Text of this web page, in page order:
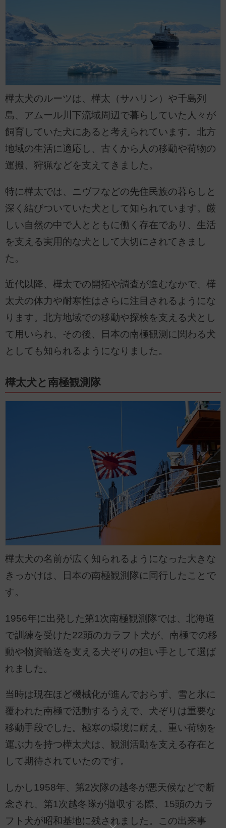
樺太犬のルーツは、樺太（サハリン）や千島列
島、アムール川下流域周辺で暮らしていた人々が
飼育していた犬にあると考えられています。北方
地域の生活に適応し、古くから人の移動や荷物の
運搬、狩猟などを支えてきました。
特に樺太では、ニヴフなどの先住民族の暮らしと
深く結びついていた犬として知られています。厳
しい自然の中で人とともに働く存在であり、生活
を支える実用的な犬として大切にされてきまし
た。
近代以降、樺太での開拓や調査が進むなかで、樺
太犬の体力や耐寒性はさらに注目されるようにな
ります。北方地域での移動や探検を支える犬とし
て用いられ、その後、日本の南極観測に関わる犬
としても知られるようになりました。
樺太犬と南極観測隊
樺太犬の名前が広く知られるようになった大きな
きっかけは、日本の南極観測隊に同行したことで
す。
1956年に出発した第1次南極観測隊では、北海道
で訓練を受けた22頭のカラフト犬が、南極での移
動や物資輸送を支える犬ぞりの担い手として選ば
れました。
当時は現在ほど機械化が進んでおらず、雪と氷に
覆われた南極で活動するうえで、犬ぞりは重要な
移動手段でした。極寒の環境に耐え、重い荷物を
運ぶ力を持つ樺太犬は、観測活動を支える存在と
して期待されていたのです。
しかし1958年、第2次隊の越冬が悪天候などで断
念され、第1次越冬隊が撤収する際、15頭のカラ
フト犬が昭和基地に残されました。この出来事